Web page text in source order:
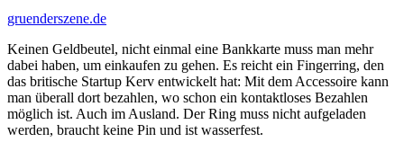
gruenderszene.de
Keinen Geldbeutel, nicht einmal eine Bankkarte muss man mehr
dabei haben, um einkaufen zu gehen. Es reicht ein Fingerring, den
das britische Startup Kerv entwickelt hat: Mit dem Accessoire kann
man überall dort bezahlen, wo schon ein kontaktloses Bezahlen
möglich ist. Auch im Ausland. Der Ring muss nicht aufgeladen
werden, braucht keine Pin und ist wasserfest.